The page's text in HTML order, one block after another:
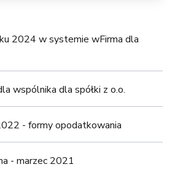
2024 w systemie wFirma dla
wspólnika dla spółki z o.o.
- formy opodatkowania
- marzec 2021